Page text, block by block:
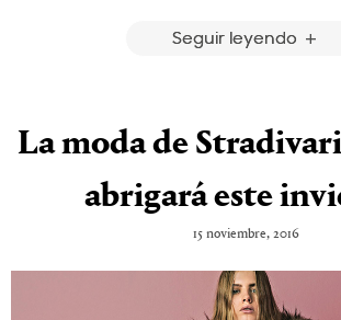
Seguir leyendo
La moda de
abrigará este
15 noviembre, 2016